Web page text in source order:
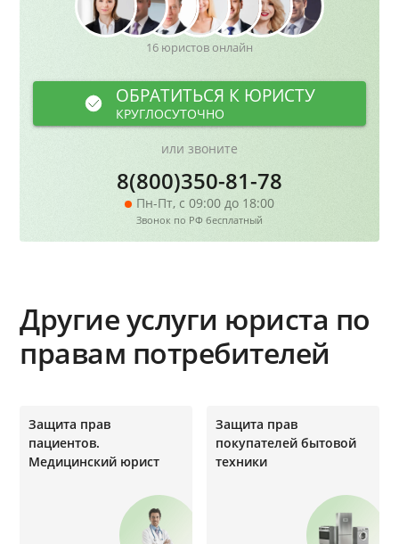
16 юристов онлайн
ОБРАТИТЬСЯ К ЮРИСТУ
КРУГЛОСУТОЧНО
или звоните
8(800)350-81-78
Пн-Пт, с 09:00 до 18:00
Звонок по РФ бесплатный
Другие услуги юриста по
правам потребителей
Защита прав
пациентов.
Медицинский юрист
Защита прав
покупателей бытовой
техники